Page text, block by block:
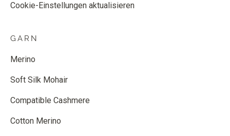
Cookie-Einstellungen aktualisieren
GARN
Merino
Soft Silk Mohair
Compatible Cashmere
Cotton Merino